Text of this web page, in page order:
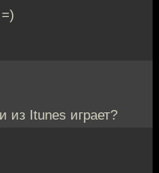
из Itunes играет?